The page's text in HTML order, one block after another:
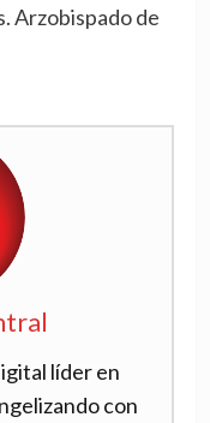
Arzobispado de
líder en
con